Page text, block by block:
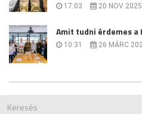
17:03 20 NOV 2025
Amit tudni érdemes
10:31 26 MÁRC